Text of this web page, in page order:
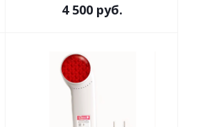
4 500 руб.